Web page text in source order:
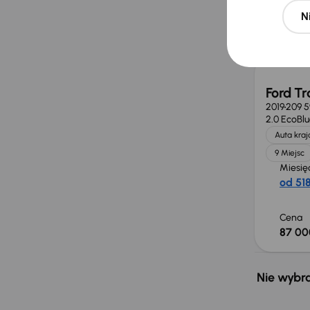
80
Ford
2019209
2.0
Auta
9 Miejsc
od
Cena
87
Nie